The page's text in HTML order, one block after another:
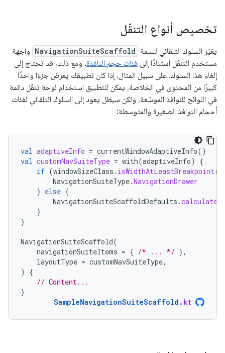
تخصيص أنواع التنقّل
يغيّر السلوك التلقائي للسمة NavigationSuiteScaffold واجهة
مستخدم التنقّل استنادًا إلى فئات حجم النافذة. ومع ذلك، قد تحتاج إلى
إلغاء هذا السلوك. على سبيل المثال، إذا كان تطبيقك يعرض جزءًا واحدًا
كبيرًا من المحتوى في الخلاصة، يمكن للتطبيق استخدام لوحة تنقّل دائمة
في اللوائح للنوافذ الموسّعة، ولكن سيظل يعود إلى السلوك التلقائي لفئات
أحجام النوافذ الصغيرة والمتوسطة:
val adaptiveInfo = currentWindowAdaptiveInfo()
val customNavSuiteType = with(adaptiveInfo)
{
if (windowSizeClass . isWidthAtLeastBreakpoint(
NavigationSuiteType.NavigationDrawer
} else {
NavigationSuiteScaffoldDefaults .
}
}
NavigationSuiteScaffold(
navigationSuiteItems = { /* ... */ },
layoutType = customNavSuiteType,
)
{
// Content...
}
SampleNavigationSuiteScaffold . kt